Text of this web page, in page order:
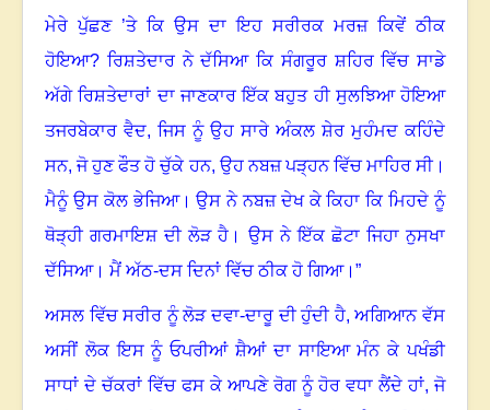
ਮੇਰੇ ਪੁੱਛਣ ’ਤੇ ਕਿ ਉਸ ਦਾ ਇਹ ਸਰੀਰਕ ਮਰਜ਼ ਕਿਵੇਂ ਠੀਕ
ਹੋਇਆ? ਰਿਸ਼ਤੇਦਾਰ ਨੇ ਦੱਸਿਆ ਕਿ ਸੰਗਰੂਰ ਸ਼ਹਿਰ ਵਿੱਚ ਸਾਡੇ
ਅੱਗੇ ਰਿਸ਼ਤੇਦਾਰਾਂ ਦਾ ਜਾਣਕਾਰ ਇੱਕ ਬਹੁਤ ਹੀ ਸੁਲਝਿਆ ਹੋਇਆ
ਤਜਰਬੇਕਾਰ ਵੈਦ, ਜਿਸ ਨੂੰ ਉਹ ਸਾਰੇ ਅੰਕਲ ਸ਼ੇਰ ਮੁਹੰਮਦ ਕਹਿੰਦੇ
ਸਨ, ਜੋ ਹੁਣ ਫੌਤ ਹੋ ਚੁੱਕੇ ਹਨ, ਉਹ ਨਬਜ਼ ਪੜ੍ਹਨ ਵਿੱਚ ਮਾਹਿਰ ਸੀ।
ਮੈਨੂੰ ਉਸ ਕੋਲ ਭੇਜਿਆ। ਉਸ ਨੇ ਨਬਜ਼ ਦੇਖ ਕੇ ਕਿਹਾ ਕਿ ਮਿਹਦੇ ਨੂੰ
ਥੋੜ੍ਹੀ ਗਰਮਾਇਸ਼ ਦੀ ਲੋੜ ਹੈ। ਉਸ ਨੇ ਇੱਕ ਛੋਟਾ ਜਿਹਾ ਨੁਸਖਾ
ਦੱਸਿਆ। ਮੈਂ ਅੱਠ-ਦਸ ਦਿਨਾਂ ਵਿੱਚ ਠੀਕ ਹੋ ਗਿਆ। ”
ਅਸਲ ਵਿੱਚ ਸਰੀਰ ਨੂੰ ਲੋੜ ਦਵਾ-ਦਾਰੂ ਦੀ ਹੁੰਦੀ ਹੈ, ਅਗਿਆਨ ਵੱਸ
ਅਸੀਂ ਲੋਕ ਇਸ ਨੂੰ ਓਪਰੀਆਂ ਸ਼ੈਆਂ ਦਾ ਸਾਇਆ ਮੰਨ ਕੇ ਪਖੰਡੀ
ਸਾਧਾਂ ਦੇ ਚੱਕਰਾਂ ਵਿੱਚ ਫਸ ਕੇ ਆਪਣੇ ਰੋਗ ਨੂੰ ਹੋਰ ਵਧਾ ਲੈਂਦੇ ਹਾਂ, ਜੋ